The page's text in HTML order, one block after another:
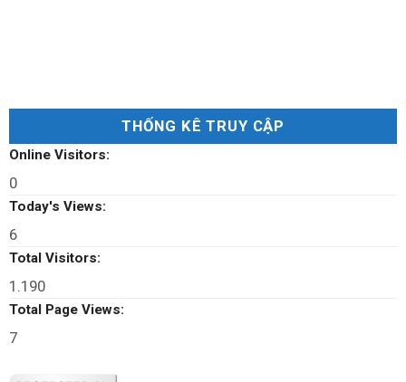
THỐNG KÊ TRUY CẬP
Online Visitors:
0
Today's Views:
6
Total Visitors:
1.190
Total Page Views:
7